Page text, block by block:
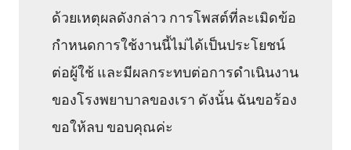
ด้วยเหตุผลดังกล่าว การโพสต์ที่ละเมิดข้อ
กำหนดการใช้งานนี้ไม่ได้เป็นประโยชน์
ต่อผู้ใช้ และมีผลกระทบต่อการดำเนินงาน
ของโรงพยาบาลของเรา ดังนั้น ฉันขอร้อง
ขอให้ลบ ขอบคุณค่ะ